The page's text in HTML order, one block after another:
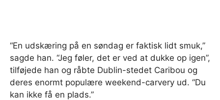
“En udskæring på en søndag er faktisk lidt smuk,”
sagde han. “Jeg føler, det er ved at dukke op igen”,
tilføjede han og råbte Dublin-stedet Caribou og
deres enormt populære weekend-carvery ud. “Du
kan ikke få en plads.”